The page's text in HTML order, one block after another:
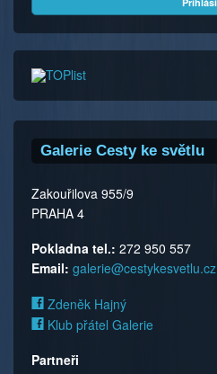
Galerie Cesty ke světlu
Zakouřilova 955/9
PRAHA 4
Pokladna tel.: 272 950 557
Email: galerie@cestykesvetlu.cz
Zdeněk Hajný
Klub přátel Galerie
Partneři